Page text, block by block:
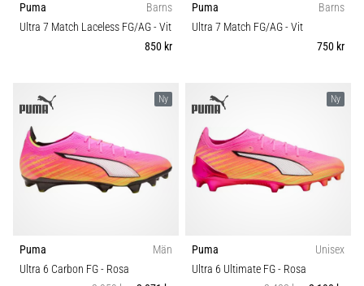
Puma
Barns
Ultra 7 Match Laceless FG/AG- Vit
850 kr
Puma
Barns
Ultra 7 Match FG/AG- Vit
750 kr
Ny
Puma
Män
Ultra 6 Carbon FG- Rosa
Ny
Puma
Unisex
Ultra 6 Ultimate FG- Rosa